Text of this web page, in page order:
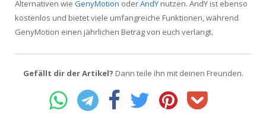
Alternativen wie GenyMotion oderAndY nutzen. AndY ist ebenso
kostenlos und bietet viele umfangreiche Funktionen, während
GenyMotion einen jährlichen Betrag von euch verlangt.
Gefällt dir der Artikel? Dann teile ihn mit deinen Freunden.